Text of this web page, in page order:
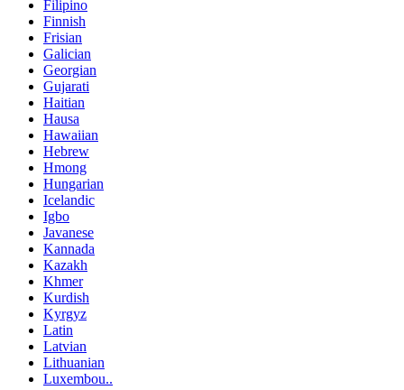
Filipino
Finnish
Frisian
Galician
Georgian
Gujarati
Haitian
Hausa
Hawaiian
Hebrew
Hmong
Hungarian
Icelandic
Igbo
Javanese
Kannada
Kazakh
Khmer
Kurdish
Kyrgyz
Latin
Latvian
Lithuanian
Luxembou..